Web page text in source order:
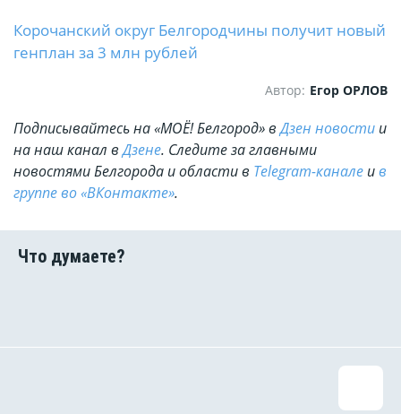
Корочанский округ Белгородчины получит новый
генплан за 3 млн рублей
Автор: Егор ОРЛОВ
Подписывайтесь на «МОЁ! Белгород» вДзен новости и
на наш канал вДзене. Cледите за главными
новостями Белгорода и области в Telegram-канале ив
группе во «ВКонтакте».